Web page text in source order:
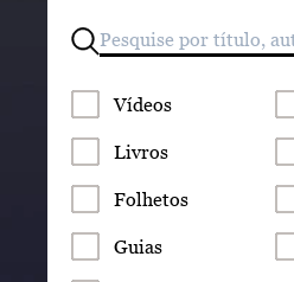
Vídeos
Livros
Folhetos
Guias